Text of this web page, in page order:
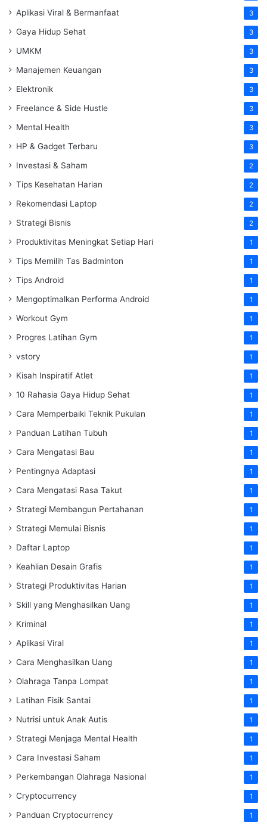
Aplikasi Viral & Bermanfaat 3
Gaya Hidup Sehat 3
UMKM 3
Manajemen Keuangan 3
Elektronik 3
Freelance & Side Hustle 3
Mental Health 3
HP & Gadget Terbaru 3
Investasi & Saham 2
Tips Kesehatan Harian 2
Rekomendasi Laptop 2
Strategi Bisnis 2
Produktivitas Meningkat Setiap Hari 1
Tips Memilih Tas Badminton 1
Tips Android 1
Mengoptimalkan Performa Android 1
Workout Gym 1
Progres Latihan Gym 1
vstory 1
Kisah Inspiratif Atlet 1
10 Rahasia Gaya Hidup Sehat 1
Cara Memperbaiki Teknik Pukulan 1
Panduan Latihan Tubuh 1
Cara Mengatasi Bau 1
Pentingnya Adaptasi 1
Cara Mengatasi Rasa Takut 1
Strategi Membangun Pertahanan 1
Strategi Memulai Bisnis 1
Daftar Laptop 1
Keahlian Desain Grafis 1
Strategi Produktivitas Harian 1
Skill yang Menghasilkan Uang 1
Kriminal 1
Aplikasi Viral 1
Cara Menghasilkan Uang 1
Olahraga Tanpa Lompat 1
Latihan Fisik Santai 1
Nutrisi untuk Anak Autis 1
Strategi Menjaga Mental Health 1
Cara Investasi Saham 1
Perkembangan Olahraga Nasional 1
Cryptocurrency 1
Panduan Cryptocurrency 1